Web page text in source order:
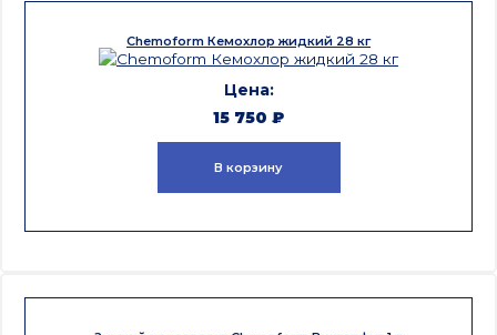
Chemoform Кемохлор жидкий 28 кг
15 750 ₽
В корзину